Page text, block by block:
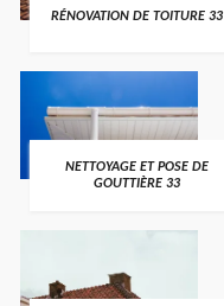
RÉNOVATION DE TOITURE 33
NETTOYAGE ET POSE DE
GOUTTIÈRE 33